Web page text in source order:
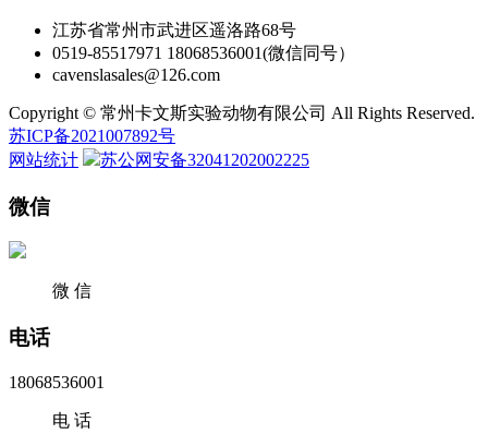
江苏省常州市武进区遥洛路68号
0519-85517971 18068536001(微信同号）
cavenslasales@126.com
Copyright © 常州卡文斯实验动物有限公司 All Rights Reserved.
苏ICP备2021007892号
网站统计
苏公网安备32041202002225
微信
微 信
电话
18068536001
电 话